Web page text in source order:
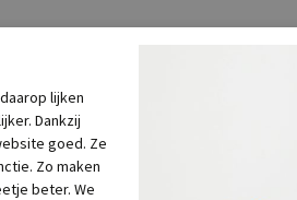
lijken
Dankzij
goed. Ze
Zo maken
beter. We